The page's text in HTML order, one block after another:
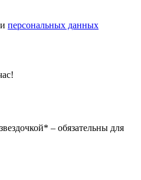
персональных данных
– обязательны для